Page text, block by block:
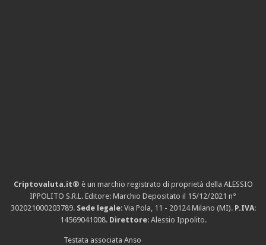
Criptovaluta.it® è un marchio registrato di proprietà della ALESSIO
IPPOLITO S.R.L. Editore: Marchio Depositato il 15/12/2021 n°
302021000203789. Sede legale: Via Pola, 11 - 20124 Milano (MI). P.IVA:
14569041008. Direttore: Alessio Ippolito.
Testata associata Anso